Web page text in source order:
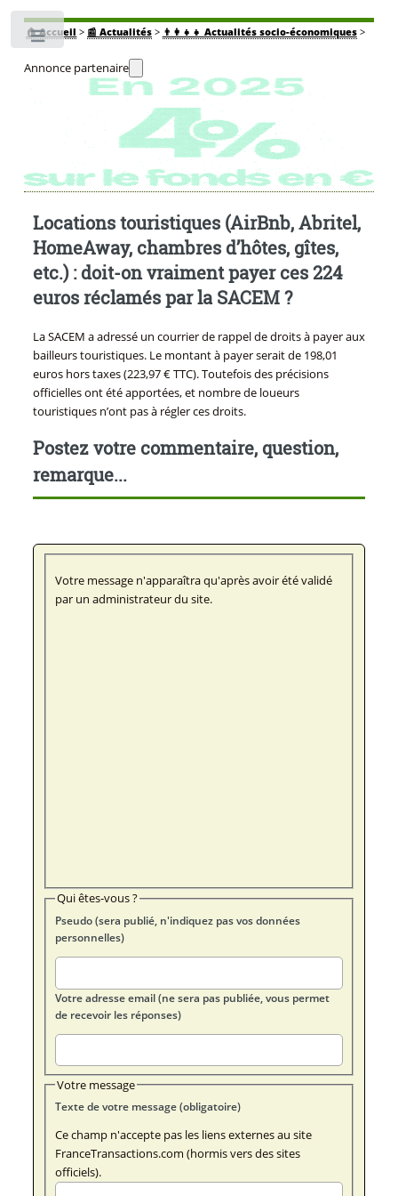
🏠Accueil > 📰 Actualités> 👨‍👩‍👧‍👧 Actualités socio-économiques>
Annonce partenaire
Locations touristiques (AirBnb, Abritel,
HomeAway, chambres d’hôtes, gîtes,
etc.) : doit-on vraiment payer ces 224
euros réclamés par la SACEM ?
La SACEM a adressé un courrier de rappel de droits à payer aux
bailleurs touristiques. Le montant à payer serait de 198,01
euros hors taxes (223,97 € TTC). Toutefois des précisions
officielles ont été apportées, et nombre de loueurs
touristiques n’ont pas à régler ces droits.
Postez votre commentaire, question,
remarque...
Votre message n'apparaîtra qu'après avoir été validé
par un administrateur du site.
Qui êtes-vous ?
Pseudo (sera publié, n'indiquez pas vos données
personnelles)
Votre adresse email (ne sera pas publiée, vous permet
de recevoir les réponses)
Votre message
Texte de votre message (obligatoire)
Ce champ n'accepte pas les liens externes au site
FranceTransactions.com (hormis vers des sites
officiels).
Toggle